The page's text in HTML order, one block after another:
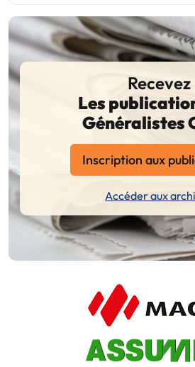
Recevez
Les
Généralistes
Inscription aux
Accéder aux